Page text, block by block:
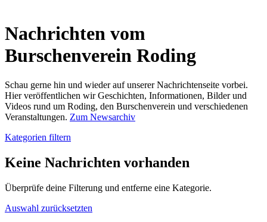
Nachrichten vom
Burschenverein Roding
Schau gerne hin und wieder auf unserer Nachrichtenseite vorbei.
Hier veröffentlichen wir Geschichten, Informationen, Bilder und
Videos rund um Roding, den Burschenverein und verschiedenen
Veranstaltungen. Zum Newsarchiv
Kategorien filtern
Keine Nachrichten vorhanden
Überprüfe deine Filterung und entferne eine Kategorie.
Auswahl zurücksetzten